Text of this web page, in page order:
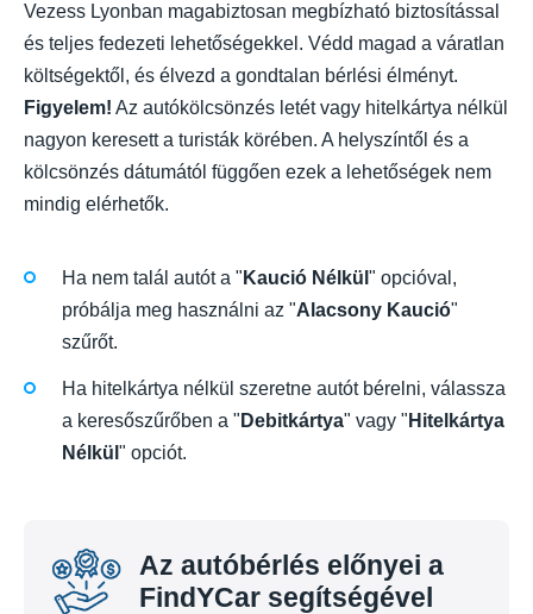
Vezess Lyonban magabiztosan megbízható biztosítással
és teljes fedezeti lehetőségekkel. Védd magad a váratlan
költségektől, és élvezd a gondtalan bérlési élményt.
Figyelem! Az autókölcsönzés letét vagy hitelkártya nélkül
nagyon keresett a turisták körében. A helyszíntől és a
kölcsönzés dátumától függően ezek a lehetőségek nem
mindig elérhetők.
Ha nem talál autót a " Kaució Nélkül " opcióval,
próbálja meg használni az "Alacsony Kaució"
szűrőt.
Ha hitelkártya nélkül szeretne autót bérelni, válassza
a keresőszűrőben a " Debitkártya" vagy " Hitelkártya
Nélkül " opciót.
Az autóbérlés előnyei a
FindYCar segítségével